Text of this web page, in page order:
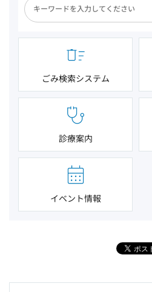
ごみ検索システム
診療案内
イベント情報